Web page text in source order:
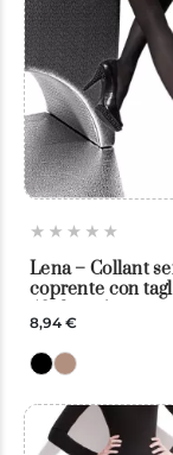
Lena – Collant
coprente con
8,94 €